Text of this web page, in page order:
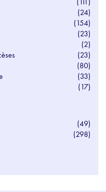
(24)
(154)
(23)
(2)
(23)
(80)
(33)
(17)
(49)
(298)